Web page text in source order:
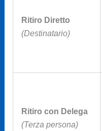
Ritiro Diretto
(Destinatario)
Ritiro con Delega
(Terza persona)